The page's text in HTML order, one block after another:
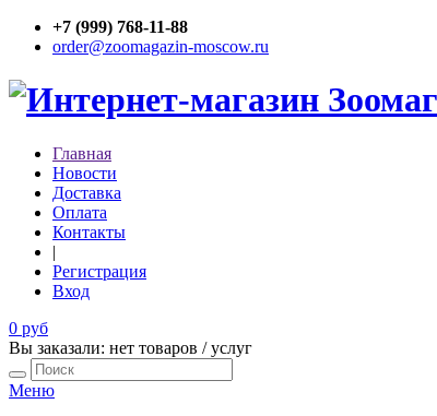
+7 (999) 768-11-88
order@zoomagazin-moscow.ru
Главная
Новости
Доставка
Оплата
Контакты
|
Регистрация
Вход
0 руб
Вы заказали: нет товаров / услуг
Меню